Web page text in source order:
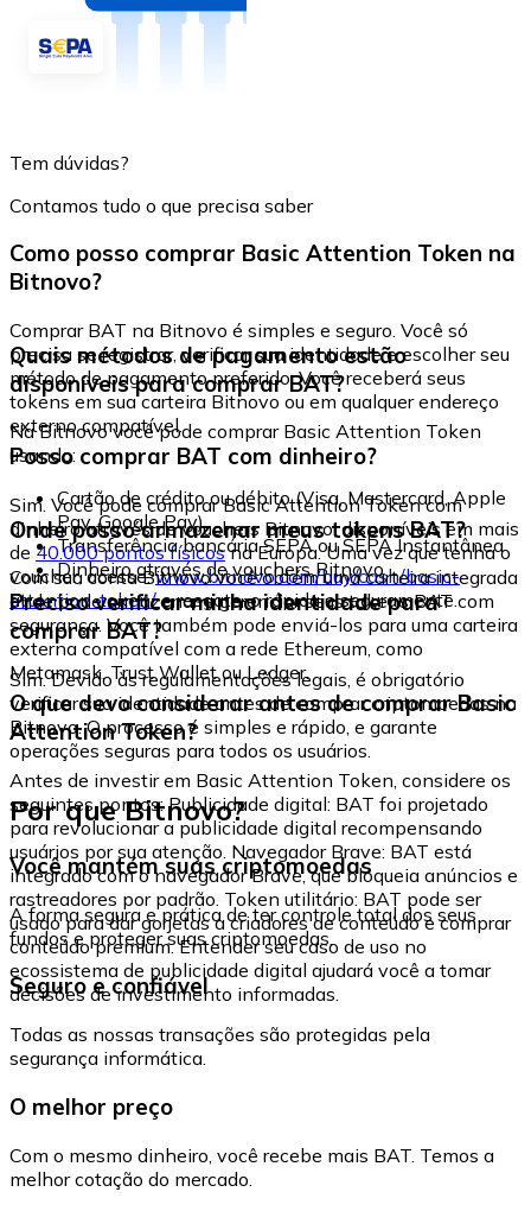
Tem dúvidas?
Contamos tudo o que precisa saber
Como posso comprar Basic Attention Token na
Bitnovo?
Comprar BAT na Bitnovo é simples e seguro. Você só
precisa se registrar, verificar sua identidade e escolher seu
método de pagamento preferido. Você receberá seus
tokens em sua carteira Bitnovo ou em qualquer endereço
externo compatível.
Quais métodos de pagamento estão
disponíveis para comprar BAT?
Na Bitnovo você pode comprar Basic Attention Token
usando:
Cartão de crédito ou débito (Visa, Mastercard, Apple
Pay, Google Pay)
Transferência bancária SEPA ou SEPA Instantânea
Dinheiro através de vouchers Bitnovo
Posso comprar BAT com dinheiro?
Sim. Você pode comprar Basic Attention Token com
dinheiro através de vouchers Bitnovo, disponíveis em mais
de 40.000 pontos físicosna Europa. Uma vez que tenha o
voucher, acesse:www.bitnovo.com/buy/cash/basic-
attention-token/e resgate-o rápida e seguramente.
Onde posso armazenar meus tokens BAT?
Com sua conta Bitnovo você obtém uma carteira integrada
onde pode armazenar e gerenciar seus tokens BAT com
segurança. Você também pode enviá-los para uma carteira
externa compatível com a rede Ethereum, como
Metamask, Trust Wallet ou Ledger.
Preciso verificar minha identidade para
comprar BAT?
Sim. Devido às regulamentações legais, é obrigatório
verificar sua identidade antes de comprar criptomoedas na
Bitnovo. O processo é simples e rápido, e garante
operações seguras para todos os usuários.
O que devo considerar antes de comprar Basic
Attention Token?
Antes de investir em Basic Attention Token, considere os
seguintes pontos: Publicidade digital: BAT foi projetado
para revolucionar a publicidade digital recompensando
usuários por sua atenção. Navegador Brave: BAT está
integrado com o navegador Brave, que bloqueia anúncios e
rastreadores por padrão. Token utilitário: BAT pode ser
usado para dar gorjetas a criadores de conteúdo e comprar
conteúdo premium. Entender seu caso de uso no
ecossistema de publicidade digital ajudará você a tomar
decisões de investimento informadas.
Por que Bitnovo?
Você mantém suas criptomoedas
A forma segura e prática de ter controle total dos seus
fundos e proteger suas criptomoedas.
Seguro e confiável
Todas as nossas transações são protegidas pela
segurança informática.
O melhor preço
Com o mesmo dinheiro, você recebe mais BAT. Temos a
melhor cotação do mercado.